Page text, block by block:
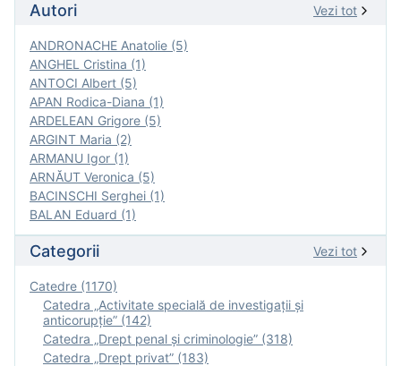
Autori Vezi tot
ANDRONACHE Anatolie (5)
ANGHEL Cristina (1)
ANTOCI Albert (5)
APAN Rodica-Diana (1)
ARDELEAN Grigore (5)
ARGINT Maria (2)
ARMANU Igor (1)
ARNĂUT Veronica (5)
BACINSCHI Serghei (1)
BALAN Eduard (1)
Categorii Vezi tot
Catedre (1170)
Catedra „Activitate specială de investigaţii şi
anticorupție” (142)
Catedra „Drept penal și criminologie” (318)
Catedra „Drept privat” (183)